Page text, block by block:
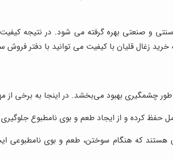
و صنعتی بهره گرفته می شود. در نتیجه کیفیت
زغال قلیان با کیفیت می توانید با دفتر
چشمگیری بهبود می‌بخشد. در اینجا به برخی از
حفظ کرده و از ایجاد طعم و بوی نامطبوع
که هنگام سوختن، طعم و بوی نامطبوعی